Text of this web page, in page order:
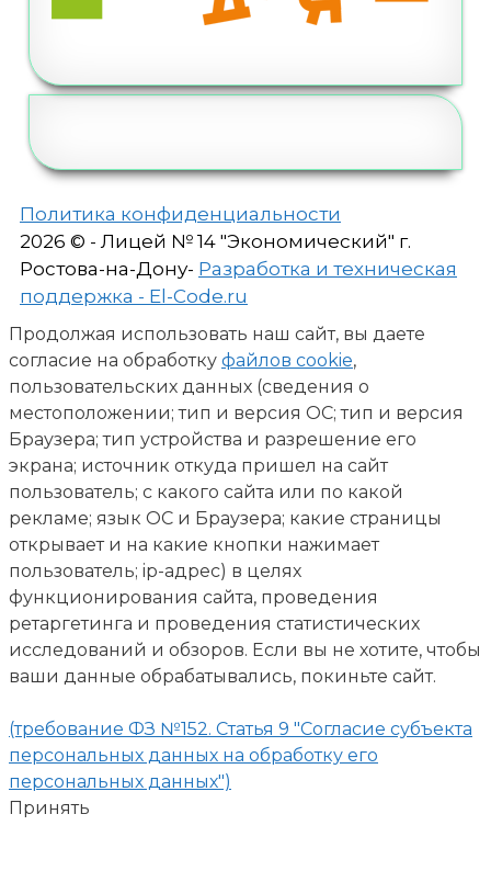
Политика конфиденциальности
2026 © - Лицей № 14 "Экономический" г.
Ростова-на-Дону- Разработка и техническая
поддержка - El-Code.ru
Продолжая использовать наш сайт, вы даете
согласие на обработку файлов cookie,
пользовательских данных (сведения о
местоположении; тип и версия ОС; тип и версия
Браузера; тип устройства и разрешение его
экрана; источник откуда пришел на сайт
пользователь; с какого сайта или по какой
рекламе; язык ОС и Браузера; какие страницы
открывает и на какие кнопки нажимает
пользователь; ip-адрес) в целях
функционирования сайта, проведения
ретаргетинга и проведения статистических
исследований и обзоров. Если вы не хотите, чтобы
ваши данные обрабатывались, покиньте сайт.
(требование ФЗ №152. Статья 9 "Согласие субъекта
персональных данных на обработку его
персональных данных")
Принять